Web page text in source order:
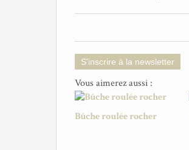
S'inscrire à la newsletter
Vous aimerez aussi :
Bûche roulée rocher